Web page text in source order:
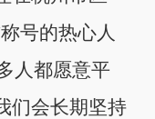
号的热心人
人都愿意平
们会长期坚持